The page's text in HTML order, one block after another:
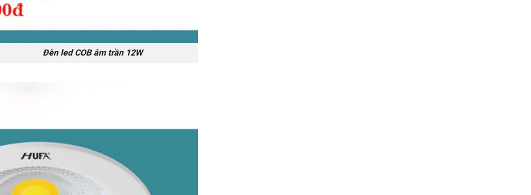
COB âm trần 12W